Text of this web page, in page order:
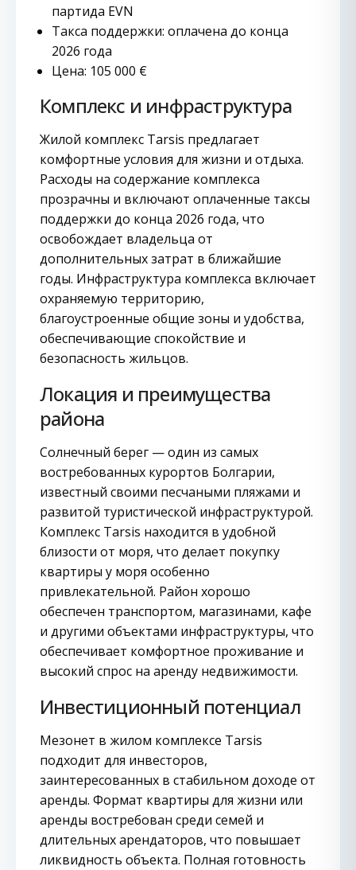
партида EVN
Такса поддержки: оплачена до конца
2026 года
Цена: 105 000 €
Комплекс и инфраструктура
Жилой комплекс Tarsis предлагает
комфортные условия для жизни и отдыха.
Расходы на содержание комплекса
прозрачны и включают оплаченные таксы
поддержки до конца 2026 года, что
освобождает владельца от
дополнительных затрат в ближайшие
годы. Инфраструктура комплекса включает
охраняемую территорию,
благоустроенные общие зоны и удобства,
обеспечивающие спокойствие и
безопасность жильцов.
Локация и преимущества
района
Солнечный берег — один из самых
востребованных курортов Болгарии,
известный своими песчаными пляжами и
развитой туристической инфраструктурой.
Комплекс Tarsis находится в удобной
близости от моря, что делает покупку
квартиры у моря особенно
привлекательной. Район хорошо
обеспечен транспортом, магазинами, кафе
и другими объектами инфраструктуры, что
обеспечивает комфортное проживание и
высокий спрос на аренду недвижимости.
Инвестиционный потенциал
Мезонет в жилом комплексе Tarsis
подходит для инвесторов,
заинтересованных в стабильном доходе от
аренды. Формат квартиры для жизни или
аренды востребован среди семей и
длительных арендаторов, что повышает
ликвидность объекта. Полная готовность